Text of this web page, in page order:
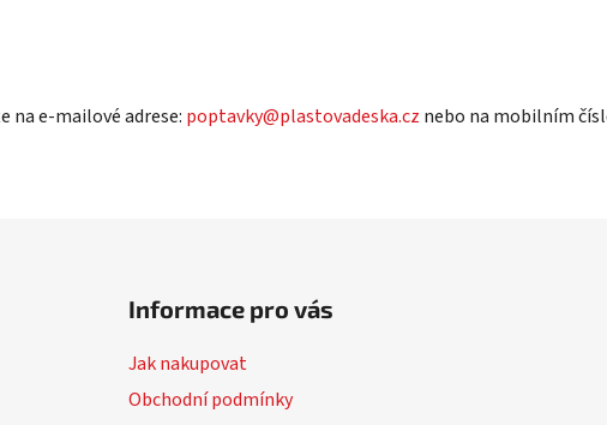
na e-mailové adrese: poptavky@plastovadeska.cz nebo na mobilním
Informace pro vás
Jak nakupovat
Obchodní podmínky